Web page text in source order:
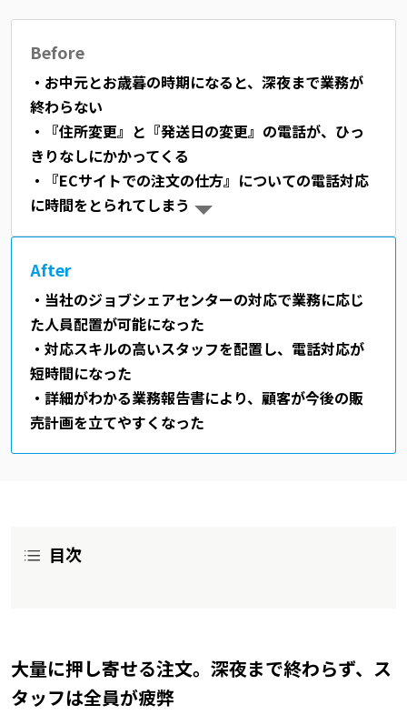
Before
・お中元とお歳暮の時期になると、深夜まで業務が
終わらない
・『住所変更』と『発送日の変更』の電話が、ひっ
きりなしにかかってくる
・『ECサイトでの注文の仕方』についての電話対応
に時間をとられてしまう
After
・当社のジョブシェアセンターの対応で業務に応じ
た人員配置が可能になった
・対応スキルの高いスタッフを配置し、電話対応が
短時間になった
・詳細がわかる業務報告書により、顧客が今後の販
売計画を立てやすくなった
目次
大量に押し寄せる注文。深夜まで終わらず、ス
タッフは全員が疲弊